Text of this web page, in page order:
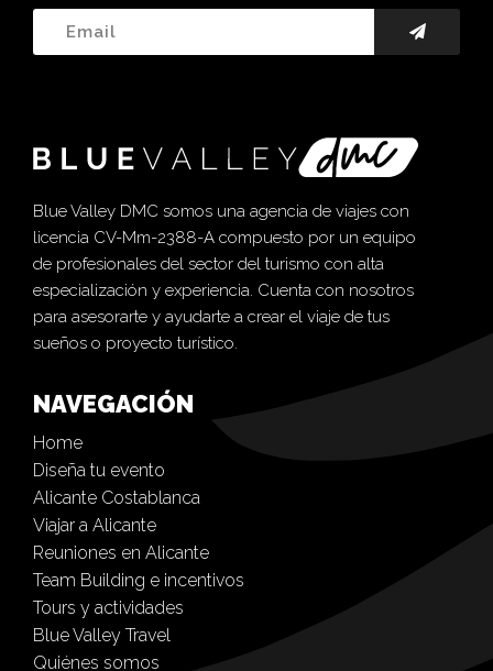
Blue Valley DMC somos una agencia de viajes con
licencia CV-Mm-2388-A compuesto por un equipo
de profesionales del sector del turismo con alta
especialización y experiencia. Cuenta con nosotros
para asesorarte y ayudarte a crear el viaje de tus
sueños o proyecto turístico.
NAVEGACIÓN
Home
Diseña tu evento
Alicante Costablanca
Viajar a Alicante
Reuniones en Alicante
Team Building e incentivos
Tours y actividades
Blue Valley Travel
Quiénes somos